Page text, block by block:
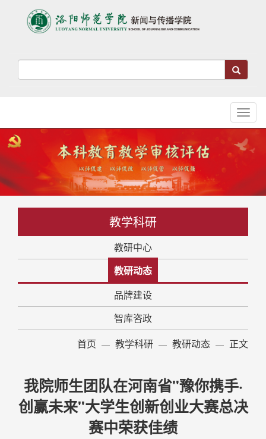
教学科研
教研中心
教研动态
品牌建设
智库咨政
首页
教学科研 教研动态 正文
我院师生团队在河南省"豫你携手·
创赢未来"大学生创新创业大赛总决
赛中荣获佳绩